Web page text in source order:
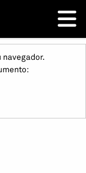
navegador.